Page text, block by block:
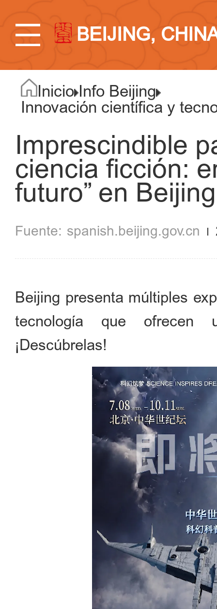
BEIJING,
Inicio Info Beijing
Innovación científica y
Imprescindible
ciencia ficción:
futuro” en Beijing
spanish.beijing.gov.cn
Beijing presenta múltiples
tecnología que ofrecen
¡Descúbrelas!